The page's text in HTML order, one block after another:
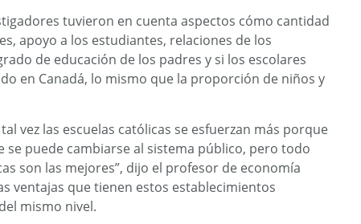
tuvieron en cuenta aspectos cómo cantidad
apoyo a los estudiantes, relaciones de los
de educación de los padres y si los escolares
en Canadá, lo mismo que la proporción de niños y
vez las escuelas católicas se esfuerzan más porque
se puede cambiarse al sistema público, pero todo
son las mejores”, dijo el profesor de economía
ventajas que tienen estos establecimientos
mismo nivel.